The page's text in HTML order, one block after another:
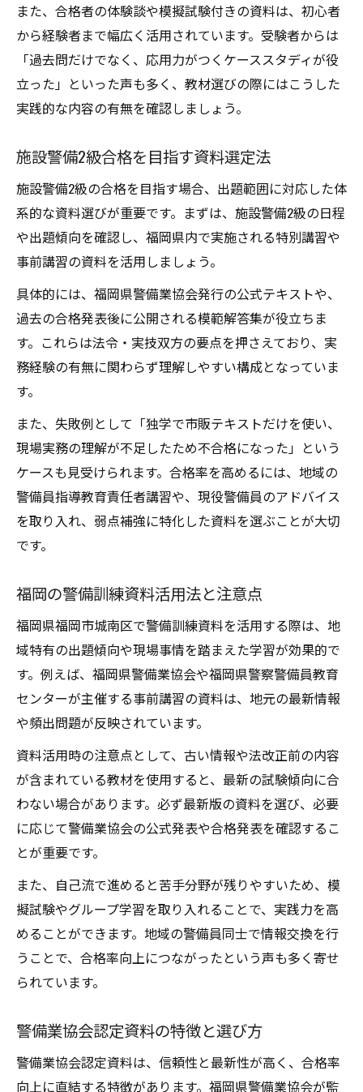
また、合格者の体験談や模擬試験付きの資料は、初心者
から経験者まで幅広く活用されています。受験者からは
「過去問だけでなく、応用力がつくケーススタディが役
立った」といった声も多く、教材選びの際にはこうした
実践的な内容の有無を確認しましょう。
施設警備2級合格を目指す資料選定法
施設警備2級の合格を目指す場合、出題範囲に対応した体
系的な資料選びが重要です。まずは、施設警備2級の日程
や出題傾向を確認し、福岡県内で実施される特別講習や
事前講習の資料を活用しましょう。
具体的には、福岡県警備業協会発行の公式テキストや、
過去の合格発表後に公開される模範解答集が役立ちま
す。これらは法令・実技双方の要点を押さえており、実
務経験の有無に関わらず理解しやすい構成となっていま
す。
また、失敗例として「独学で市販テキストだけを使い、
現場実務の理解が不足したため不合格になった」という
ケースも見受けられます。合格率を高めるには、地域の
警備員指導教育責任者講習や、現役警備員のアドバイス
を取り入れ、弱点補強に特化した資料を選ぶことが大切
です。
福岡の警備訓練資料活用法と注意点
福岡県福岡市城南区で警備訓練資料を活用する際は、地
域特有の出題傾向や現場事情を踏まえた学習が効果的で
す。例えば、福岡県警備業協会や福岡県警察警備員教育
センターが主催する事前講習の資料は、地元の最新情報
や頻出問題が反映されています。
資料活用時の注意点として、古い情報や法改正前の内容
が含まれている教材を使用すると、最新の試験傾向に合
わない場合があります。必ず最新版の資料を選び、必要
に応じて警備業協会の公式発表や合格発表を確認するこ
とが重要です。
また、自己流で進めると苦手分野が残りやすいため、模
擬試験やグループ学習を取り入れることで、実践力を高
めることができます。地域の警備員同士で情報交換を行
うことで、合格率向上につながったという声も多く寄せ
られています。
警備業協会認定資料の特徴と選び方
警備業協会認定資料は、信頼性と最新性が高く、合格率
向上に直結する特徴があります。福岡県警備業協会が監